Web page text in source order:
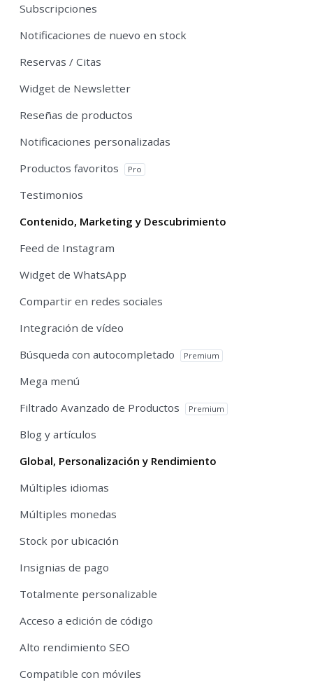
Subscripciones
Notificaciones de nuevo en stock
Reservas / Citas
Widget de Newsletter
Reseñas de productos
Notificaciones personalizadas
Productos favoritos
Pro
Testimonios
Contenido, Marketing y Descubrimiento
Feed de Instagram
Widget de WhatsApp
Compartir en redes sociales
Integración de vídeo
Búsqueda con autocompletado
Premium
Mega menú
Filtrado Avanzado de Productos
Premium
Blog y artículos
Global, Personalización y Rendimiento
Múltiples idiomas
Múltiples monedas
Stock por ubicación
Insignias de pago
Totalmente personalizable
Acceso a edición de código
Alto rendimiento SEO
Compatible con móviles